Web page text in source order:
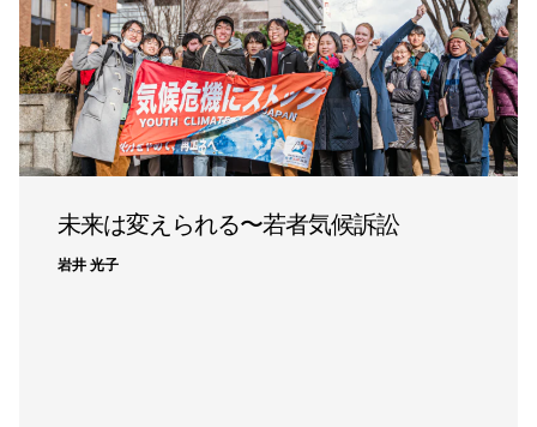
未来は変えられる〜若者気候訴訟
岩井 光子